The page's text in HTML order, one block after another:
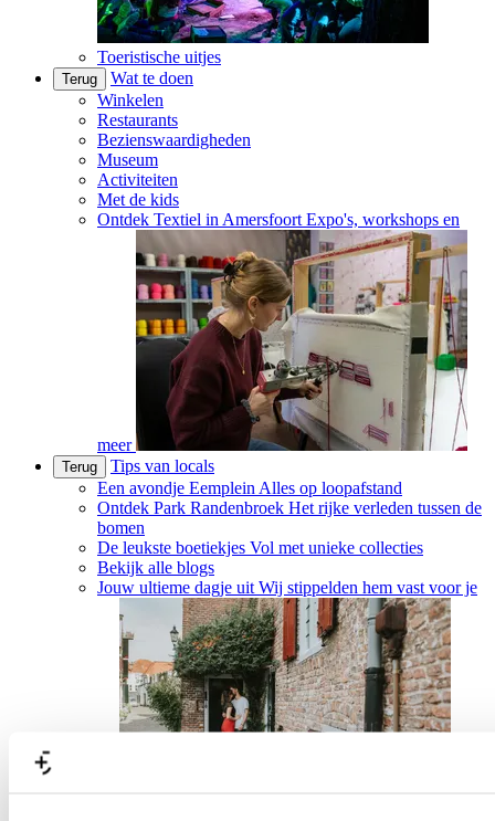
Toeristische uitjes
Terug
Wat te doen
Winkelen
Restaurants
Bezienswaardigheden
Museum
Activiteiten
Met de kids
Ontdek Textiel in Amersfoort Expo's, workshops en
meer
Terug
Tips van locals
Een avondje Eemplein Alles op loopafstand
Ontdek Park Randenbroek Het rijke verleden tussen de
bomen
De leukste boetiekjes Vol met unieke collecties
Bekijk alle blogs
Jouw ultieme dagje uit Wij stippelden hem vast voor je